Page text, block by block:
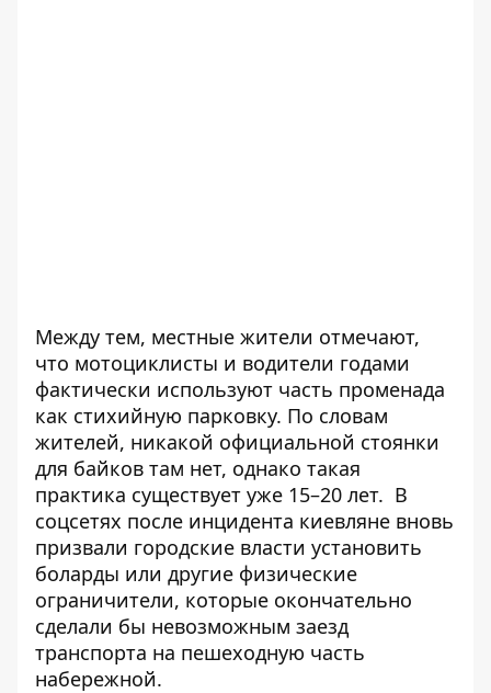
Между тем, местные жители отмечают,
что мотоциклисты и водители годами
фактически используют часть променада
как стихийную парковку. По словам
жителей, никакой официальной стоянки
для байков там нет, однако такая
практика существует уже 15–20 лет. В
соцсетях после инцидента киевляне вновь
призвали городские власти установить
боларды или другие физические
ограничители, которые окончательно
сделали бы невозможным заезд
транспорта на пешеходную часть
набережной.